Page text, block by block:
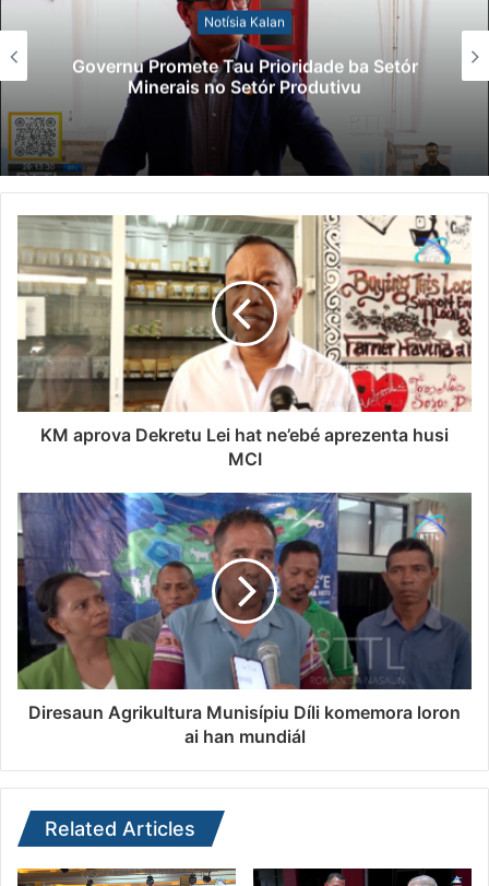
Notísia Kalan
Governu Promete Tau Prioridade ba Setór
Minerais no Setór Produtivu
KM aprova Dekretu Lei hat ne’ebé aprezenta husi
MCI
Diresaun Agrikultura Munisípiu Díli komemora loron
ai han mundiál
Related Articles